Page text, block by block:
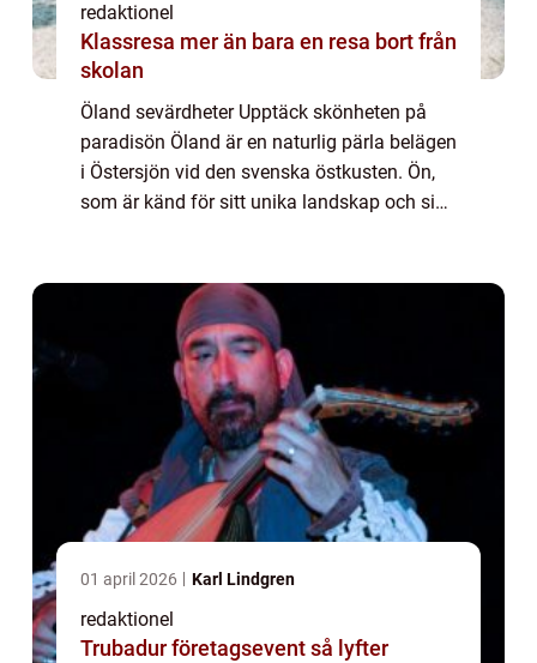
redaktionel
Klassresa mer än bara en resa bort från
skolan
Öland sevärdheter Upptäck skönheten på
paradisön Öland är en naturlig pärla belägen
i Östersjön vid den svenska östkusten. Ön,
som är känd för sitt unika landskap och sin
01 april 2026 Karl Lindgren
redaktionel
Trubadur företagsevent så lyfter